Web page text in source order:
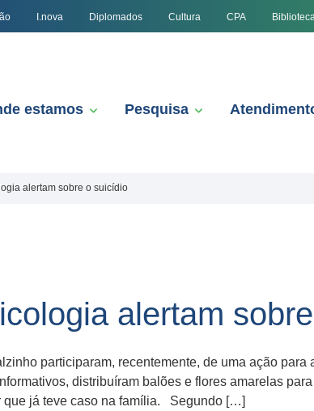
I.nova Diplomados Cultura CPA Biblioteca
estamos Pesquisa
alertam sobre o suicídio
alertam
participaram, recentemente, de uma ação
distribuíram balões e flores amarelas
que já teve caso na família. Segundo […]